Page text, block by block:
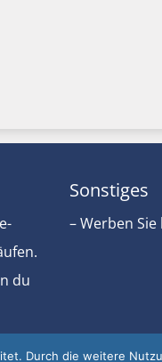
du
Sonstiges
– Werben Sie
Durch die weitere